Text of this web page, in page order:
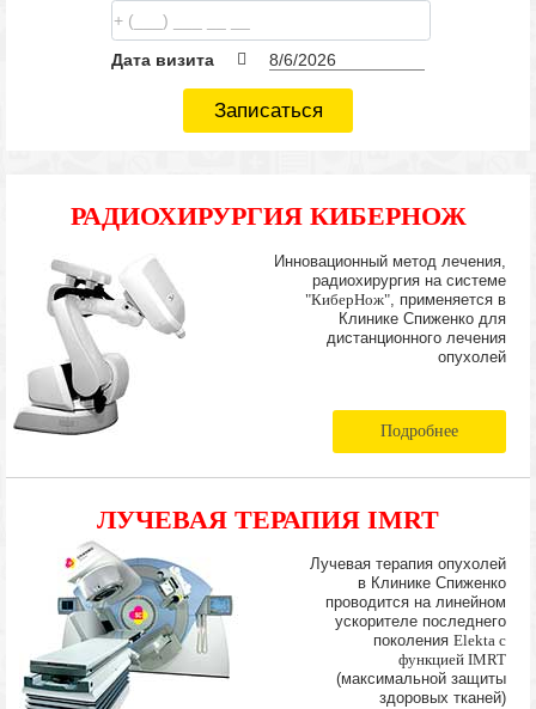
Дата визита
Записаться
РАДИОХИРУРГИЯ КИБЕРНОЖ
Инновационный метод лечения,
радиохирургия на системе
"КиберНож", применяется в
Клинике Спиженко для
дистанционного лечения
опухолей
Подробнее
ЛУЧЕВАЯ ТЕРАПИЯ IMRT
Лучевая терапия опухолей
в Клинике Спиженко
проводится на линейном
ускорителе последнего
поколения Elekta с
функцией IMRT
(максимальной защиты
здоровых тканей)